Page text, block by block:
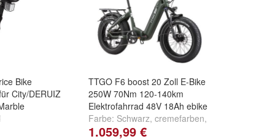
Bike
City/DERUIZ
Quartz,
TTGO F6 boost 20 Zoll E-Bike
250W 70Nm 120-140km
Elektrofahrrad 48V 18Ah ebike
Farbe: Schwarz, cremefarben,
orangeundweitere ...
1.059,99 €